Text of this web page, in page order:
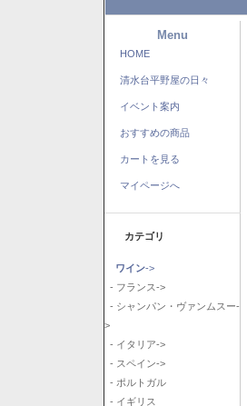
Menu
HOME
清水台平野屋の日々
イベント案内
おすすめの商品
カートを見る
マイページへ
カテゴリ
ワイン->
- フランス->
- シャンパン・ヴァンムスー-
>
- イタリア->
- スペイン->
- ポルトガル
- イギリス